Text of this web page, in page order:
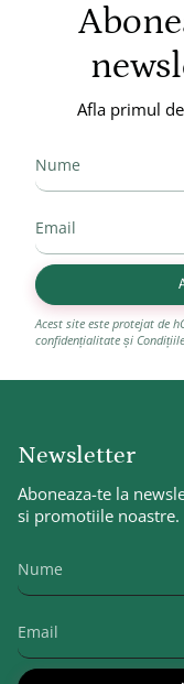
Afla primul
Acest site este protejat de
confidențialitate și
Newsletter
Aboneaza-te la
si promotiile noastre.